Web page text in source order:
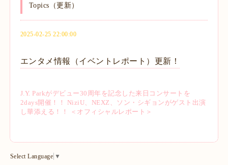
Topics（更新）
2025-02-25 22:00:00
エンタメ情報（イベントレポート）更新！
J.Y. Parkがデビュー30周年を記念した来日コンサートを
2days開催！！ NiziU、NEXZ、ソン・シギョンがゲスト出演
し華添える！！ ＜オフィシャルレポート＞
Select Language ▼